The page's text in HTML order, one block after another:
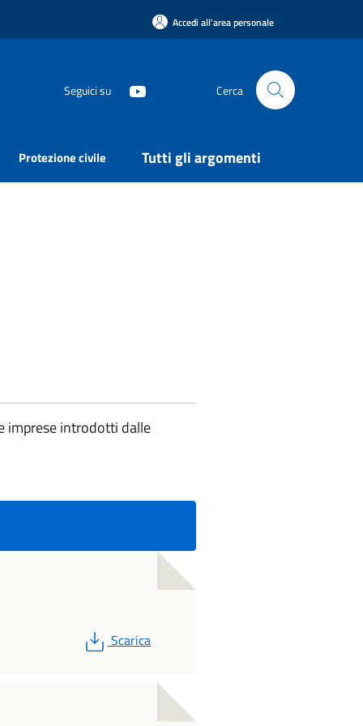
Accedi all'area personale
Seguici su Cerca
Protezione civile Tutti gli argomenti
imprese introdotti dalle
PDF
Scarica